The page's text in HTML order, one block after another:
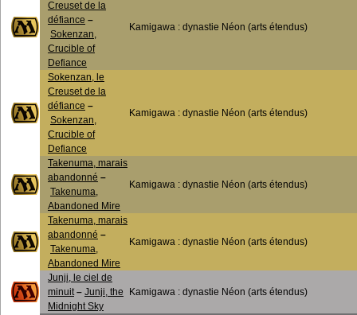
Creuset de la
défiance –
Sokenzan,
Crucible of
Defiance
Kamigawa : dynastie Néon (arts étendus)
Sokenzan, le
Creuset de la
défiance –
Sokenzan,
Crucible of
Defiance
Kamigawa : dynastie Néon (arts étendus)
Takenuma, marais
abandonné –
Takenuma,
Abandoned Mire
Kamigawa : dynastie Néon (arts étendus)
Takenuma, marais
abandonné –
Takenuma,
Abandoned Mire
Kamigawa : dynastie Néon (arts étendus)
Junji, le ciel de
minuit – Junji, the
Midnight Sky
Kamigawa : dynastie Néon (arts étendus)